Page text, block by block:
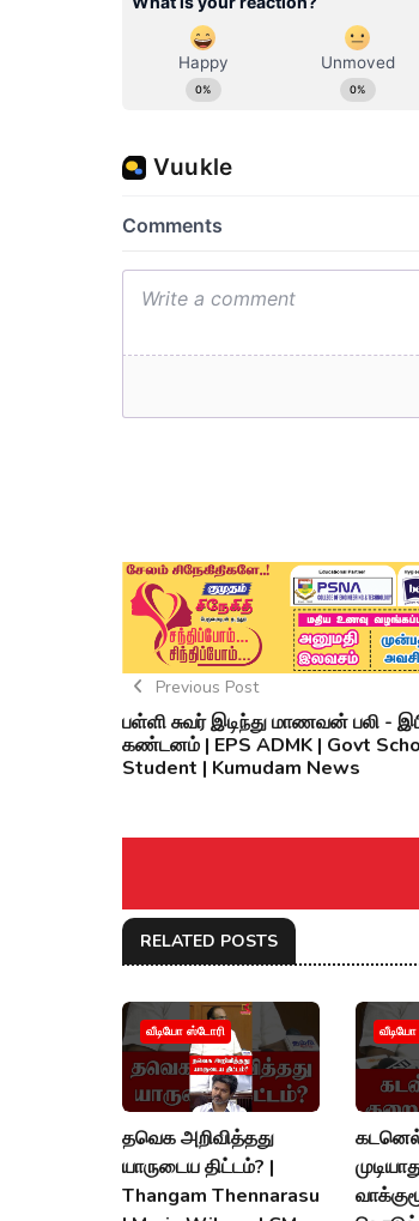
Previous Post
பள்ளி சுவர் இடிந்து மாணவன் பலி -
கண்டனம் | EPS ADMK | Govt
Student | Kumudam News
RELATED POSTS
வீடியோ ஸ்டோரி
தவெக அறிவித்தது
யாருடைய திட்டம்? |
Thangam Thennarasu